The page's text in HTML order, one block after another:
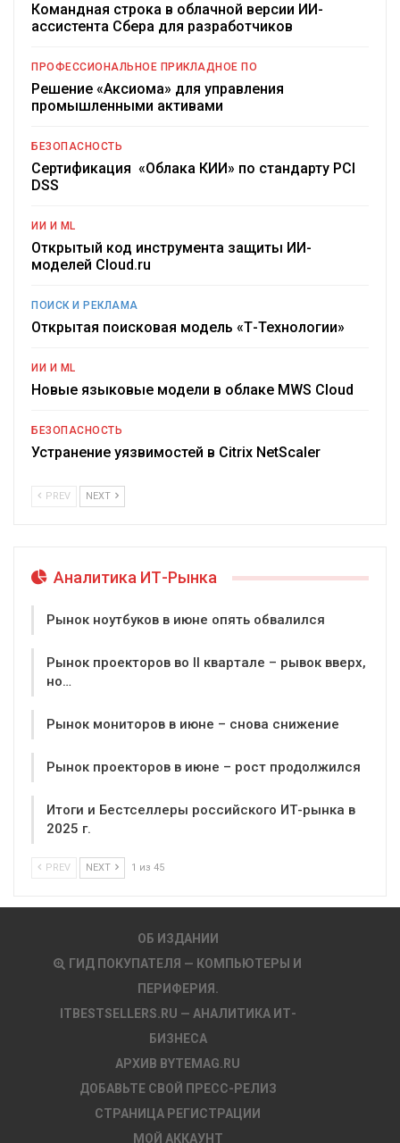
Командная строка в облачной версии ИИ-
ассистента Сбера для разработчиков
ПРОФЕССИОНАЛЬНОЕ ПРИКЛАДНОЕ ПО
Решение «Аксиома» для управления
промышленными активами
БЕЗОПАСНОСТЬ
Сертификация «Облака КИИ» по стандарту PCI
DSS
ИИ И ML
Открытый код инструмента защиты ИИ-
моделей Cloud.ru
ПОИСК И РЕКЛАМА
Открытая поисковая модель «Т-Технологии»
ИИ И ML
Новые языковые модели в облаке MWS Cloud
БЕЗОПАСНОСТЬ
Устранение уязвимостей в Citrix NetScaler
PREV NEXT
Аналитика ИТ-Рынка
Рынок ноутбуков в июне опять обвалился
Рынок проекторов во II квартале – рывок вверх,
но…
Рынок мониторов в июне – снова снижение
Рынок проекторов в июне – рост продолжился
Итоги и Бестселлеры российского ИТ-рынка в
2025 г.
PREV NEXT 1 из 45
ОБ ИЗДАНИИ
ГИД ПОКУПАТЕЛЯ — КОМПЬЮТЕРЫ И
ПЕРИФЕРИЯ.
ITBESTSELLERS.RU — АНАЛИТИКА ИТ-
БИЗНЕСА
АРХИВ BYTEMAG.RU
ДОБАВЬТЕ СВОЙ ПРЕСС-РЕЛИЗ
СТРАНИЦА РЕГИСТРАЦИИ
МОЙ АККАУНТ